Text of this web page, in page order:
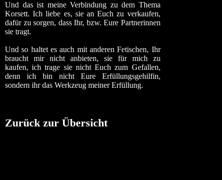
Und das ist meine Verbindung zu dem Thema
Korsett. Ich liebe es, sie an Euch zu verkaufen,
dafür zu sorgen, dass Ihr, bzw. Eure Partnerinnen
sie tragt.
Und so haltet es auch mit anderen Fetischen, Ihr
braucht mir nicht anbieten, sie für mich zu
kaufen, ich trage sie nicht Euch zum Gefallen,
denn ich bin nicht Eure Erfüllungsgehilfin,
sondern ihr das Werkzeug meiner Erfüllung.
Zurück zur Übersicht